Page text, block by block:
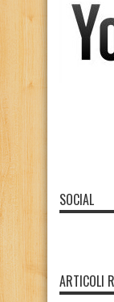
SOCIAL
ARTICOLI